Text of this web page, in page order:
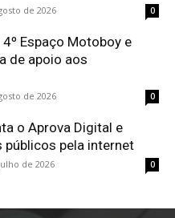
de 2026 0
Espaço Motoboy e
de apoio aos
de 2026 0
o Aprova Digital e
públicos pela internet
de 2026 0